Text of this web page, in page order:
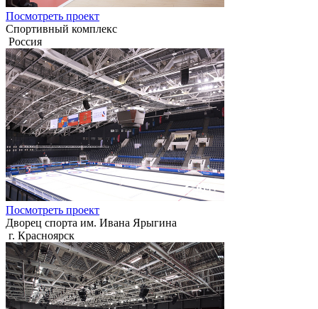
Посмотреть проект
Спортивный комплекс
Россия
Посмотреть проект
Дворец спорта им. Ивана Ярыгина
г. Красноярск